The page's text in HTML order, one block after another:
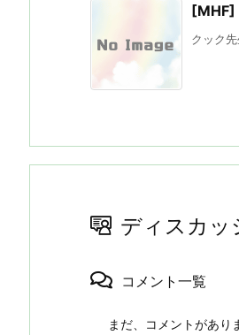
[MHF]
クック
ディスカッ
コメント一覧
まだ、コメントがあり